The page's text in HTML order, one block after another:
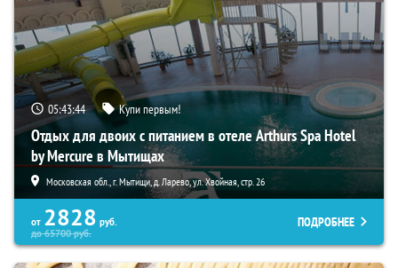
05:43:43 Купи первым!
Отдых для двоих с питанием в отеле Arthurs Spa Hotel
by Mercure в Мытищах
Московская обл., г. Мытищи, д. Ларево, ул. Хвойная, стр. 26
от 2828 руб.
до65700руб.
ПОДРОБНЕЕ